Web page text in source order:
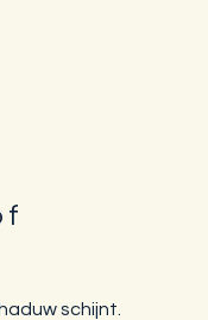
schijnt.